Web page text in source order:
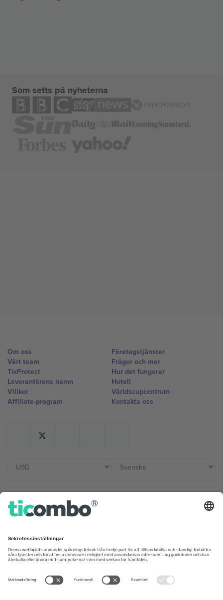
Som setts på nyheterna
Om oss
Vårt team
TixProtect
Leverantörens namn
Villkor
Affiliate-program
Företagstjänster
Frågor och mer
Hur det fungerar
Hotell
Världscupcentrum
Kontakta oss
Kontor och support
Unter den Linden 24, 10117
Berlin, Germany
London, EC1V 1AW, United
Kingdom
United States
Switzerland